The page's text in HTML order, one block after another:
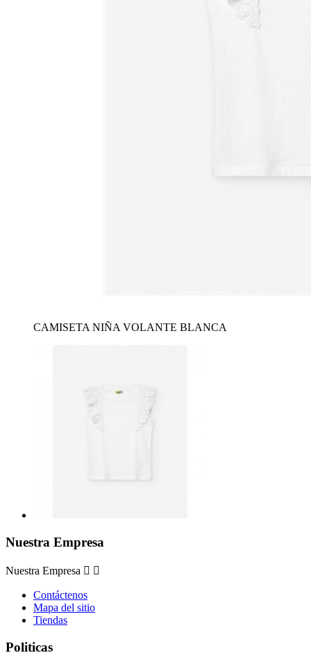
CAMISETA NIÑA VOLANTE BLANCA
Nuestra Empresa
Nuestra Empresa  
Contáctenos
Mapa del sitio
Tiendas
Politicas